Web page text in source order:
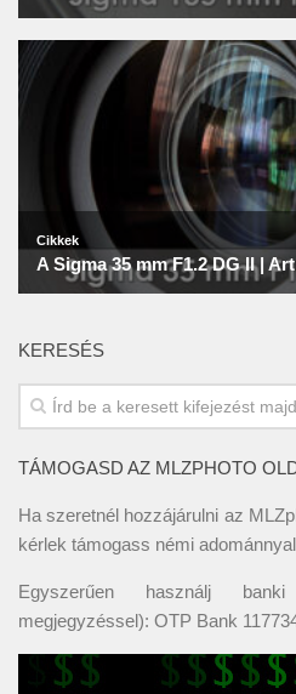
KERESÉS
TÁMOGASD AZ MLZPHOTO
Ha szeretnél hozzájárulni az
kérlek támogass némi
Egyszerűen használj
megjegyzéssel): OTP Bank